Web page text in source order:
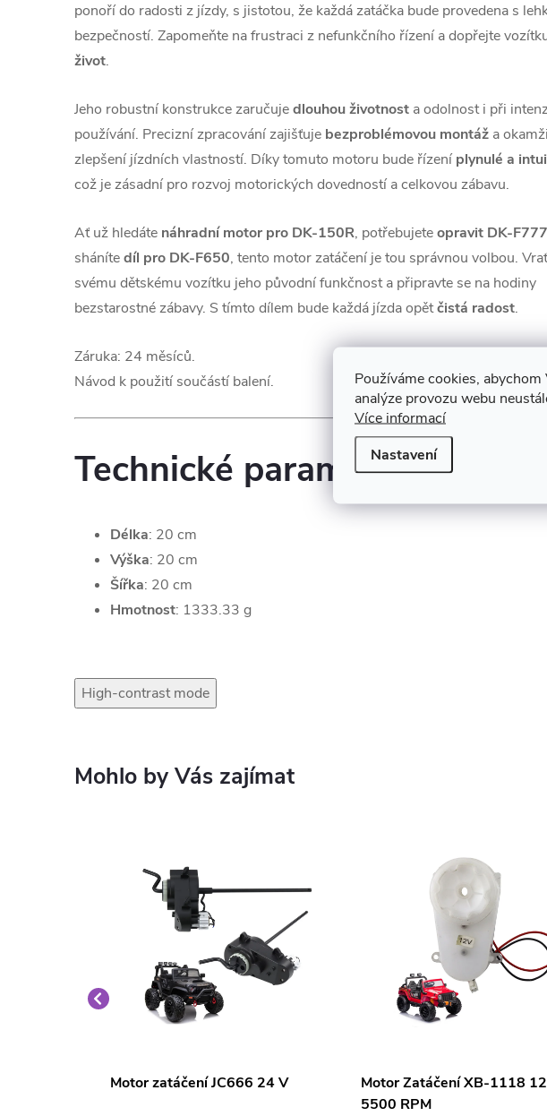
Používáme cookies,
analýze provozu webu
Více informací
Nastavení
ponoří do radosti z jízdy, s jistotou, že každá zatáčka bude provedena s
bezpečností. Zapomeňte na frustraci z nefunkčního řízení a dopřejte
život.
Jeho robustní konstrukce zaručujedlouhou životnost a odolnost i při
používání. Precizní zpracování zajišťuje bezproblémovou montáž a
zlepšení jízdních vlastností. Díky tomuto motoru bude řízení plynulé a
což je zásadní pro rozvoj motorických dovedností a celkovou zábavu.
Ať už hledáte náhradní motor pro DK-150R, potřebujeteopravit DK-F777
shánítedíl pro DK-F650, tento motor zatáčení je tou správnou volbou.
svému dětskému vozítku jeho původní funkčnost a připravte se na hodiny
bezstarostné zábavy. S tímto dílem bude každá jízda opětčistá radost.
Záruka: 24 měsíců.
Návod k použití součástí balení.
Technické parametry
Délka: 20 cm
Výška: 20 cm
Šířka: 20 cm
Hmotnost: 1333.33 g
High-contrast mode
Motor zatáčení JC666 24 V
Motor Zatáčení XB-1118
5500 RPM